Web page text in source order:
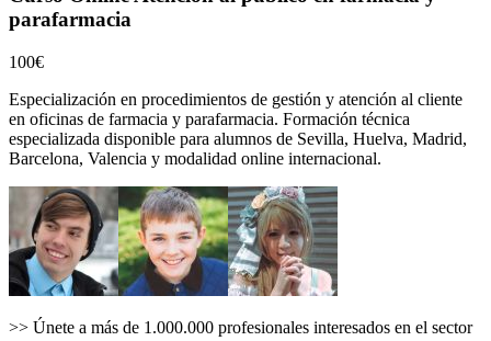
parafarmacia
100€
Especialización en procedimientos de gestión y atención al cliente
en oficinas de farmacia y parafarmacia. Formación técnica
especializada disponible para alumnos de Sevilla, Huelva, Madrid,
Barcelona, Valencia y modalidad online internacional.
>> Únete a más de 1.000.000 profesionales interesados en el sector